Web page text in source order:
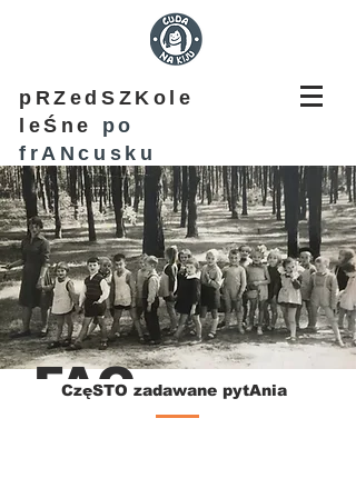
pRZedSZKole
leŚne po
frANcusku
FAQ
CzęSTO zadawane pytAnia